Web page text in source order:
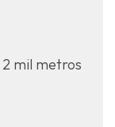
2 mil metros